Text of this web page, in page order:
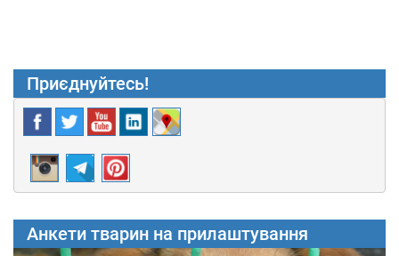
Приєднуйтесь!
Анкети тварин на прилаштування